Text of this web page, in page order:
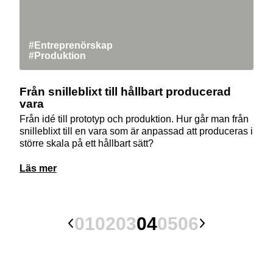
#Entreprenörskap
#Produktion
Från snilleblixt till hållbart producerad
vara
Från idé till prototyp och produktion. Hur går man från
snilleblixt till en vara som är anpassad att produceras i
större skala på ett hållbart sätt?
Läs mer
010203040506